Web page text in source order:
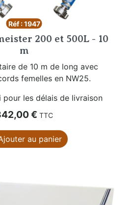
Réf : 1947
200 et 500L - 10
m
de 10 m de long avec
femelles en NW25.
les délais de livraison
€ TTC
au panier